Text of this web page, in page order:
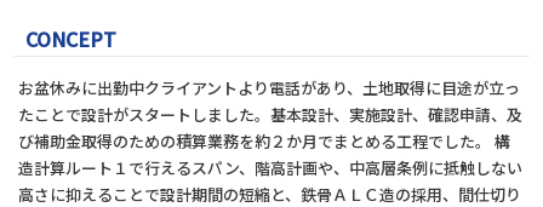
CONCEPT
お盆休みに出勤中クライアントより電話があり、土地取得に目途が立っ
たことで設計がスタートしました。基本設計、実施設計、確認申請、及
び補助金取得のための積算業務を約２か月でまとめる工程でした。 構
造計算ルート１で行えるスパン、階高計画や、中高層条例に抵触しない
高さに抑えることで設計期間の短縮と、鉄骨ＡＬＣ造の採用、間仕切り